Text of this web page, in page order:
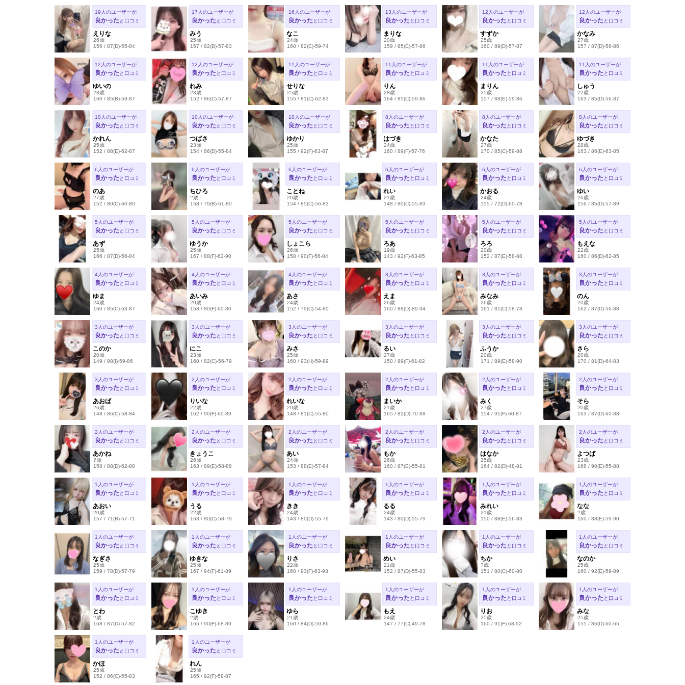
19人のユーザーが
良かった と口コミ
えりな
26歳
156 / 87(D)-55-84
17人のユーザーが
良かった と口コミ
みう
25歳
157 / 82(B)-57-83
16人のユーザーが
良かった と口コミ
なこ
24歳
160 / 82(C)-59-74
13人のユーザーが
良かった と口コミ
まりな
20歳
159 / 85(C)-57-86
12人のユーザーが
良かった と口コミ
すずか
25歳
160 / 89(D)-57-87
12人のユーザーが
良かった と口コミ
かなみ
27歳
157 / 87(D)-56-86
12人のユーザーが
良かった と口コミ
ゆいの
28歳
160 / 85(B)-59-87
12人のユーザーが
良かった と口コミ
れみ
23歳
152 / 86(C)-57-87
11人のユーザーが
良かった と口コミ
せりな
25歳
155 / 81(C)-62-83
11人のユーザーが
良かった と口コミ
りん
28歳
164 / 85(C)-59-86
11人のユーザーが
良かった と口コミ
まりん
25歳
157 / 88(E)-59-86
11人のユーザーが
良かった と口コミ
しゅう
22歳
163 / 85(D)-56-87
10人のユーザーが
良かった と口コミ
かれん
25歳
152 / 88(E)-62-87
10人のユーザーが
良かった と口コミ
つばさ
23歳
154 / 86(D)-55-84
10人のユーザーが
良かった と口コミ
ゆかり
25歳
155 / 92(F)-63-87
8人のユーザーが
良かった と口コミ
はづき
24歳
160 / 89(F)-57-76
8人のユーザーが
良かった と口コミ
かなた
27歳
170 / 85(C)-59-88
8人のユーザーが
良かった と口コミ
ゆづき
28歳
163 / 86(E)-63-85
6人のユーザーが
良かった と口コミ
のあ
27歳
152 / 80(C)-60-80
6人のユーザーが
良かった と口コミ
ちひろ
?歳
158 / 79(B)-61-80
6人のユーザーが
良かった と口コミ
ことね
20歳
154 / 85(C)-56-83
6人のユーザーが
良かった と口コミ
れい
21歳
148 / 80(C)-55-83
6人のユーザーが
良かった と口コミ
かおる
24歳
155 / 72(D)-60-78
6人のユーザーが
良かった と口コミ
ゆい
26歳
156 / 85(D)-57-89
5人のユーザーが
良かった と口コミ
あず
25歳
166 / 87(D)-56-84
5人のユーザーが
良かった と口コミ
ゆうか
25歳
167 / 88(F)-62-90
5人のユーザーが
良かった と口コミ
しょこら
26歳
158 / 90(F)-56-84
5人のユーザーが
良かった と口コミ
ろあ
19歳
143 / 92(F)-63-85
5人のユーザーが
良かった と口コミ
ろろ
20歳
152 / 87(E)-58-88
5人のユーザーが
良かった と口コミ
もえな
22歳
160 / 86(D)-62-85
4人のユーザーが
良かった と口コミ
ゆま
24歳
160 / 85(C)-63-87
4人のユーザーが
良かった と口コミ
あいみ
20歳
158 / 80(F)-60-80
4人のユーザーが
良かった と口コミ
あさ
24歳
152 / 79(C)-54-80
3人のユーザーが
良かった と口コミ
えま
26歳
160 / 88(D)-89-94
3人のユーザーが
良かった と口コミ
みなみ
26歳
161 / 81(C)-58-78
3人のユーザーが
良かった と口コミ
のん
20歳
162 / 87(D)-56-88
3人のユーザーが
良かった と口コミ
このか
20歳
149 / 98(I)-59-86
3人のユーザーが
良かった と口コミ
にこ
23歳
160 / 82(C)-56-79
3人のユーザーが
良かった と口コミ
みさ
25歳
160 / 93(H)-59-89
3人のユーザーが
良かった と口コミ
るい
27歳
150 / 89(F)-61-82
3人のユーザーが
良かった と口コミ
ふうか
20歳
171 / 89(E)-58-90
3人のユーザーが
良かった と口コミ
さら
20歳
170 / 81(D)-64-83
3人のユーザーが
良かった と口コミ
あおば
26歳
148 / 86(C)-58-84
2人のユーザーが
良かった と口コミ
りいな
22歳
162 / 90(F)-60-89
2人のユーザーが
良かった と口コミ
れいな
20歳
148 / 81(C)-55-80
2人のユーザーが
良かった と口コミ
まいか
21歳
165 / 82(D)-70-88
2人のユーザーが
良かった と口コミ
みく
27歳
154 / 91(F)-60-87
2人のユーザーが
良かった と口コミ
そら
20歳
163 / 87(D)-60-88
2人のユーザーが
良かった と口コミ
あかね
?歳
158 / 88(D)-62-88
2人のユーザーが
良かった と口コミ
きょうこ
26歳
163 / 89(E)-58-88
2人のユーザーが
良かった と口コミ
あい
24歳
153 / 88(E)-57-84
2人のユーザーが
良かった と口コミ
もか
26歳
160 / 87(E)-55-81
2人のユーザーが
良かった と口コミ
はなか
25歳
164 / 82(D)-48-81
2人のユーザーが
良かった と口コミ
よつば
23歳
168 / 90(E)-55-88
1人のユーザーが
良かった と口コミ
あおい
20歳
157 / 71(B)-57-71
1人のユーザーが
良かった と口コミ
うる
22歳
163 / 80(C)-58-79
1人のユーザーが
良かった と口コミ
きき
24歳
143 / 80(D)-55-79
1人のユーザーが
良かった と口コミ
るる
24歳
143 / 80(D)-55-79
1人のユーザーが
良かった と口コミ
みれい
21歳
150 / 88(E)-56-83
1人のユーザーが
良かった と口コミ
なな
?歳
160 / 88(E)-59-90
1人のユーザーが
良かった と口コミ
なぎさ
25歳
159 / 78(D)-57-79
1人のユーザーが
良かった と口コミ
ゆきな
25歳
167 / 94(F)-61-89
1人のユーザーが
良かった と口コミ
りさ
22歳
160 / 93(F)-63-93
1人のユーザーが
良かった と口コミ
めい
21歳
152 / 87(D)-55-83
1人のユーザーが
良かった と口コミ
ちか
?歳
151 / 80(C)-60-80
1人のユーザーが
良かった と口コミ
なのか
25歳
160 / 92(E)-59-89
1人のユーザーが
良かった と口コミ
とわ
?歳
168 / 87(D)-57-82
1人のユーザーが
良かった と口コミ
こゆき
?歳
165 / 90(F)-68-89
1人のユーザーが
良かった と口コミ
ゆら
21歳
160 / 84(D)-59-86
1人のユーザーが
良かった と口コミ
もえ
24歳
147 / 77(C)-49-78
1人のユーザーが
良かった と口コミ
りお
25歳
160 / 91(F)-63-92
1人のユーザーが
良かった と口コミ
みな
25歳
155 / 86(D)-60-65
1人のユーザーが
良かった と口コミ
かほ
25歳
152 / 86(C)-55-83
1人のユーザーが
良かった と口コミ
れん
25歳
165 / 92(F)-58-87